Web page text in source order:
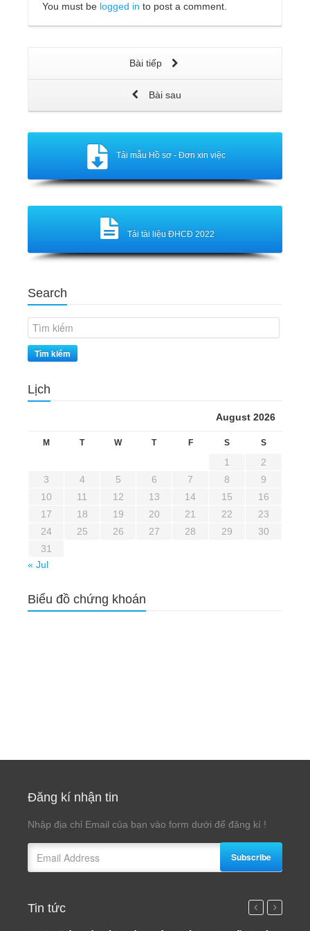
You must be logged in to post a comment.
Bài tiếp
Bài sau
Tải mẫu Hồ sơ - Đơn xin việc
Tải tài liệu ĐHCĐ 2022
Search
Tìm kiếm
Lịch
August 2026
M T W T F S S
1
2
3
4 5 6 7 8
9
10
11 12 13 14 15
16
17
18 19 20 21 22
23
24
25 26 27 28 29
30
31
« Jul
Biểu đồ chứng khoán
Đăng kí nhận tin
Nhập địa chỉ Email của bạn vào form dưới để đăng kí !
Subscribe
Tin tức